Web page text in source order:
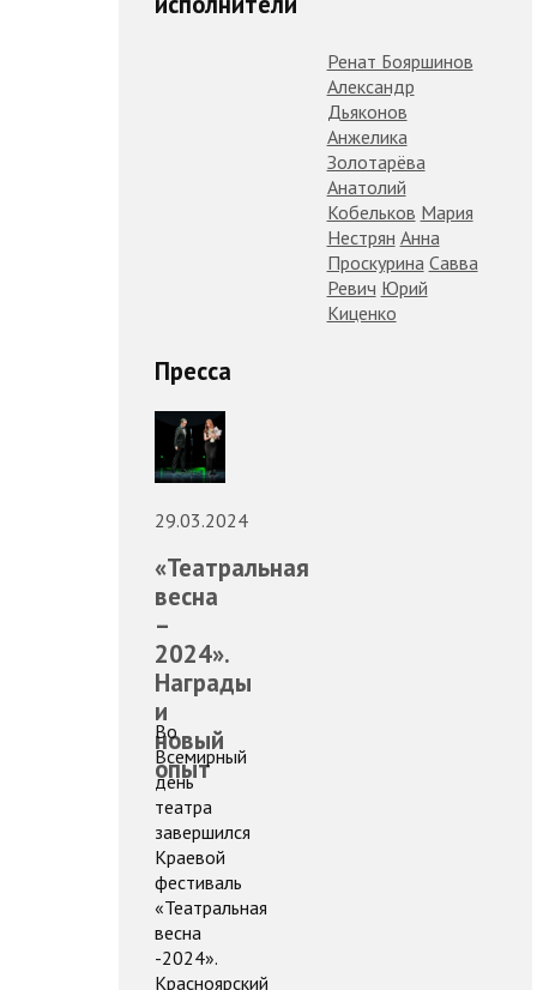
Ренат Бояршинов
Александр
Дьяконов
Анжелика
Золотарёва
Анатолий
Кобельков Мария
Нестрян Анна
Проскурина Савва
Ревич Юрий
Киценко
Пресса
29.03.2024
«Театральная
весна
–
2024».
Награды
и
новый
опыт
Во
Всемирный
день
театра
завершился
Краевой
фестиваль
«Театральная
весна
-2024».
Красноярский